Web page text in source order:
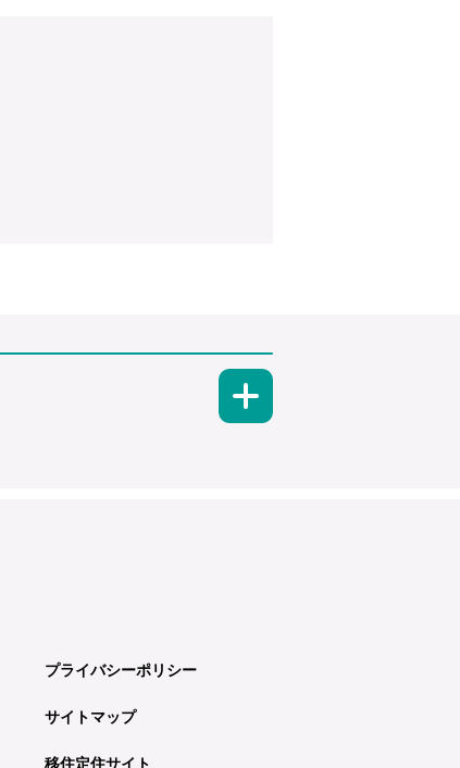
プライバシーポリシー
サイトマップ
移住定住サイト